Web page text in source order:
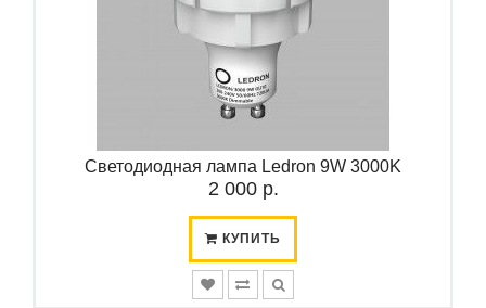
Светодиодная лампа Ledron 9W 3000K
2 000 р.
КУПИТЬ